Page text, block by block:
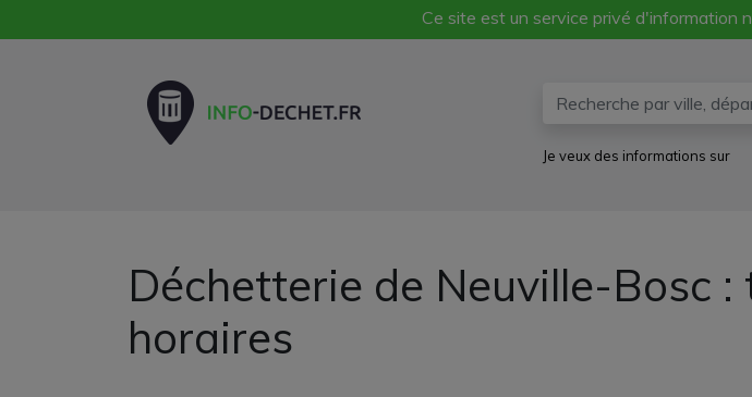
Ce site est un service privé d'information
Je veux des informations sur
Déchetterie de Neuville-Bosc
horaires